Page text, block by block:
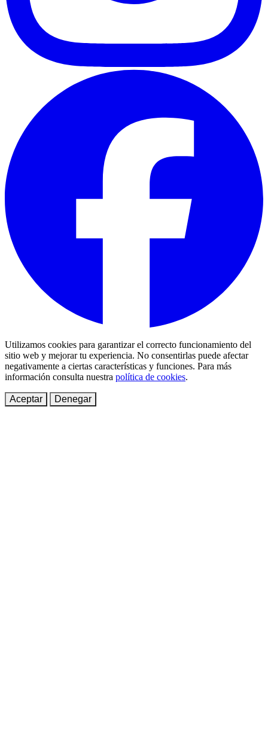
Utilizamos cookies para garantizar el correcto funcionamiento del
sitio web y mejorar tu experiencia. No consentirlas puede afectar
negativamente a ciertas características y funciones. Para más
información consulta nuestra política de cookies.
Aceptar Denegar